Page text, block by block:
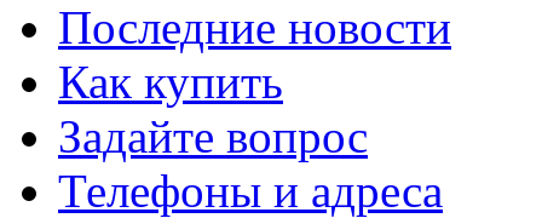
Последние новости
Как купить
Задайте вопрос
Телефоны и адреса